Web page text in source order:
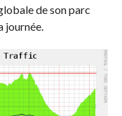
de son parc
journée.